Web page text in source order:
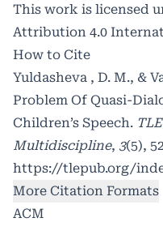
This work is licensed
Attribution 4.0
How to Cite
Yuldasheva , D. M., &
Problem Of Quasi-
Children’s Speech.
Multidiscipline, 3(5),
https://tlepub.org/
More Citation Formats
ACM